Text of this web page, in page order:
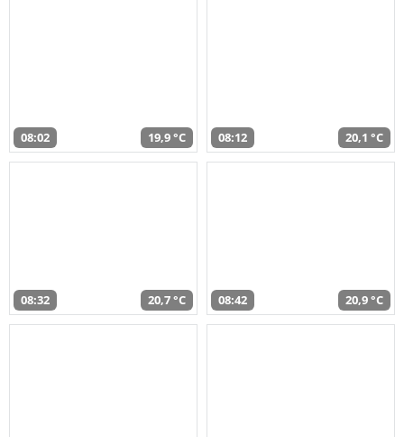
08:02 19,9 °C 08:12 20,1 °C
08:32 20,7 °C 08:42 20,9 °C